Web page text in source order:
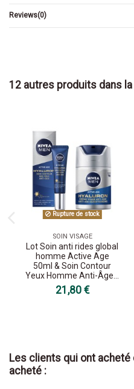
Reviews(0)
12 autres produits dans
Rupture de stock
SOIN VISAGE
Lot Soin anti rides global
homme Active Age
50ml & Soin Contour
Yeux Homme Anti-Âge...
21,80 €
Les clients qui ont
acheté :